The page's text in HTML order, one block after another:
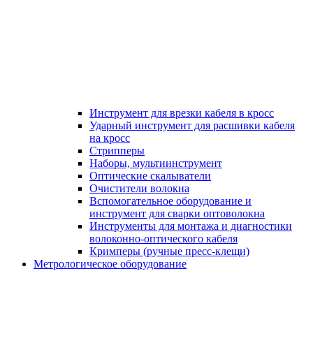
Инструмент для врезки кабеля в кросс
Ударный инструмент для расшивки кабеля
на кросс
Стрипперы
Наборы, мультиинструмент
Оптические скалыватели
Очистители волокна
Вспомогательное оборудование и
инструмент для сварки оптоволокна
Инструменты для монтажа и диагностики
волоконно-оптического кабеля
Кримперы (ручные пресс-клещи)
Метрологическое оборудование